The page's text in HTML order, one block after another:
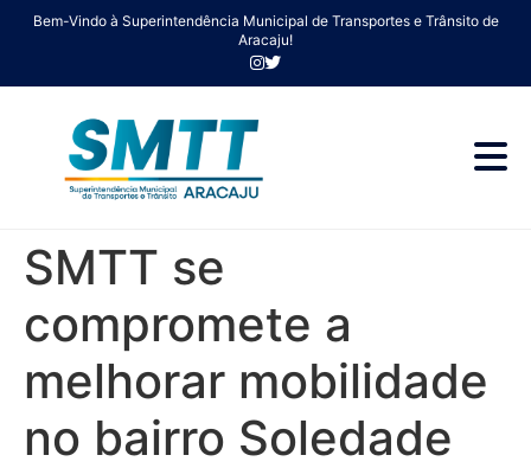
Bem-Vindo à Superintendência Municipal de Transportes e Trânsito de
Aracaju!
SMTT se
compromete a
melhorar mobilidade
no bairro Soledade